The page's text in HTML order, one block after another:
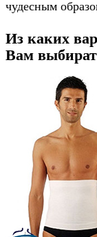
чудесным
Из каких
Вам